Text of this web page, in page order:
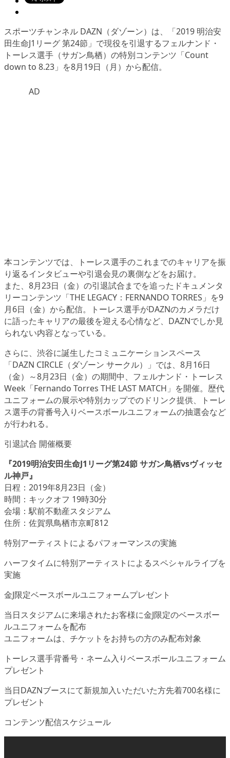
スポーツチャンネル DAZN（ダゾーン）は、「2019 明治安
田生命J1リーグ 第24節」で現役を引退するフェルナンド・
トーレス選手 （サガン鳥栖）の特別コンテンツ「Count
down to 8.23」を8月19日（月）から配信。
AD
本コンテンツでは、トーレス選手のこれまでのキャリアを振
り返るインタビューや引退会見の裏側などをお届け。
また、8月23日（金）の引退試合までを追ったドキュメンタ
リーコンテンツ 「THE LEGACY：FERNANDO TORRES」 を9
月6日（金）から配信。トーレス選手がDAZNのカメラだけ
に語ったキャリアの最後を迎える心情など、DAZNでしか見
られない内容となっている。
さらに、渋谷に誕生したコミュニケーションスペース
「DAZN CIRCLE（ダゾーン サークル）」では、8月16日
（金）～8月23日（金）の期間中、フェルナンド・トーレス
Week 「Fernando Torres THE LAST MATCH」 を開催。歴代
ユニフォームの展示や特別カップでのドリンク提供、トーレ
ス選手の背番号入りベースボールユニフォームの抽選会など
が行われる。
引退試合 開催概要
『2019明治安田生命J1リーグ第24節 サガン鳥栖vsヴィッセ
ル神戸』
日程：2019年8月23日（金）
時間：キックオフ 19時30分
会場：駅前不動産スタジアム
住所：佐賀県鳥栖市京町812
特別アーティストによるパフォーマンスの実施
ハーフタイムに特別アーティストによるスペシャルライブを
実施
金J限定ベースボールユニフォームプレゼント
当日スタジアムに来場されたお客様に金J限定のベースボー
ルユニフォームを配布
ユニフォームは、チケットをお持ちの方のみ配布対象
トーレス選手背番号・ネーム入りベースボールユニフォーム
プレゼント
当日DAZNブースにて新規加入いただいた方先着700名様に
プレゼント
コンテンツ配信スケジュール